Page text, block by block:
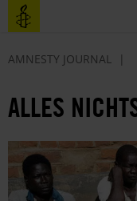
Direkt
zum
Benutzermenü
AMNESTY JOURNAL
ALLES